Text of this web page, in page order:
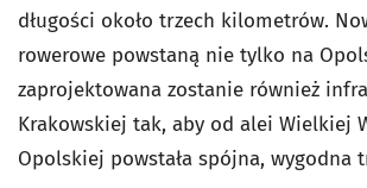
długości około trzech kilometrów.
rowerowe powstaną nie tylko na
zaprojektowana zostanie również
Krakowskiej tak, aby od alei Wielkiej
Opolskiej powstała spójna, wygodna